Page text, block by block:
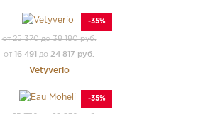
-35%
от 25 370 до 38 180 руб.
от 16 491 до 24 817 руб.
Vetyverio
-35%